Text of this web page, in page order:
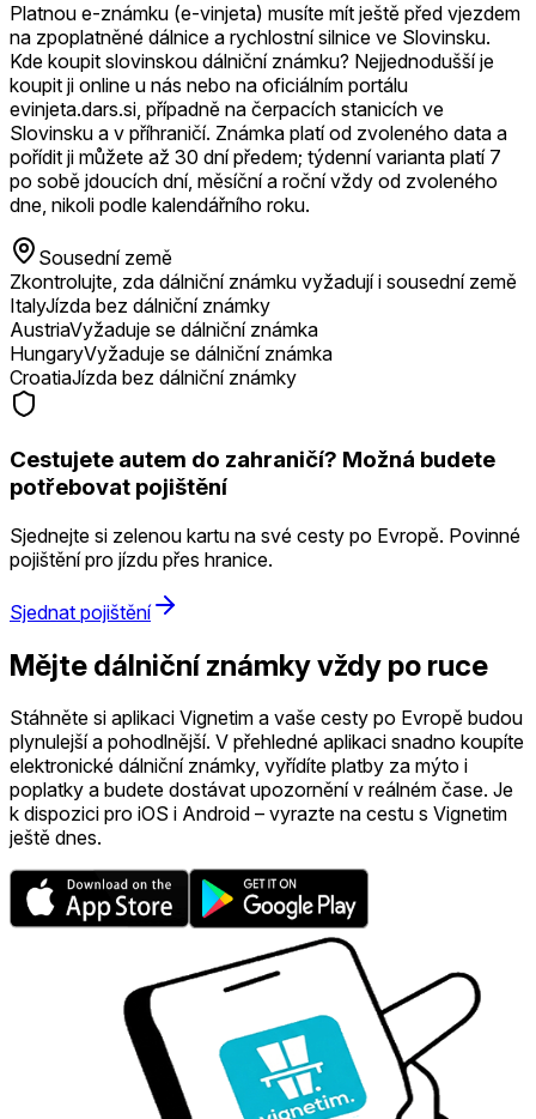
Platnou e-známku (e-vinjeta) musíte mít ještě před vjezdem
na zpoplatněné dálnice a rychlostní silnice ve Slovinsku.
Kde koupit slovinskou dálniční známku? Nejjednodušší je
koupit ji online u nás nebo na oficiálním portálu
evinjeta.dars.si, případně na čerpacích stanicích ve
Slovinsku a v příhraničí. Známka platí od zvoleného data a
pořídit ji můžete až 30 dní předem; týdenní varianta platí 7
po sobě jdoucích dní, měsíční a roční vždy od zvoleného
dne, nikoli podle kalendářního roku.
Sousední země
Zkontrolujte, zda dálniční známku vyžadují i sousední země
ItalyJízda bez dálniční známky
AustriaVyžaduje se dálniční známka
HungaryVyžaduje se dálniční známka
CroatiaJízda bez dálniční známky
Cestujete autem do zahraničí? Možná budete
potřebovat pojištění
Sjednejte si zelenou kartu na své cesty po Evropě. Povinné
pojištění pro jízdu přes hranice.
Sjednat pojištění
Mějte dálniční známky vždy po ruce
Stáhněte si aplikaci Vignetim a vaše cesty po Evropě budou
plynulejší a pohodlnější. V přehledné aplikaci snadno koupíte
elektronické dálniční známky, vyřídíte platby za mýto i
poplatky a budete dostávat upozornění v reálném čase. Je
k dispozici pro iOS i Android – vyrazte na cestu s Vignetim
ještě dnes.